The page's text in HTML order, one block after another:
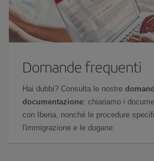
Domande frequenti
Hai dubbi? Consulta le nostre
documentazione: chiariamo i
con Iberia, nonché le procedure
l'immigrazione e le dogane.